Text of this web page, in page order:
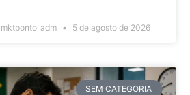
mktponto_adm 5 de agosto de 2026
SEM CATEGORIA